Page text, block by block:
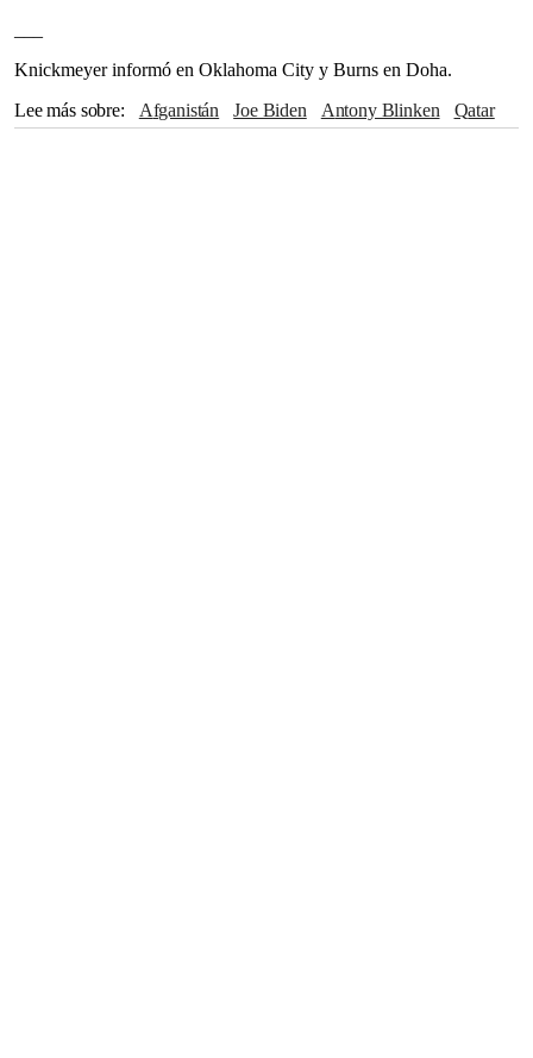
Knickmeyer informó en Oklahoma City y Burns en Doha.
Lee más sobre
Afganistán Joe Biden Antony Blinken Qatar